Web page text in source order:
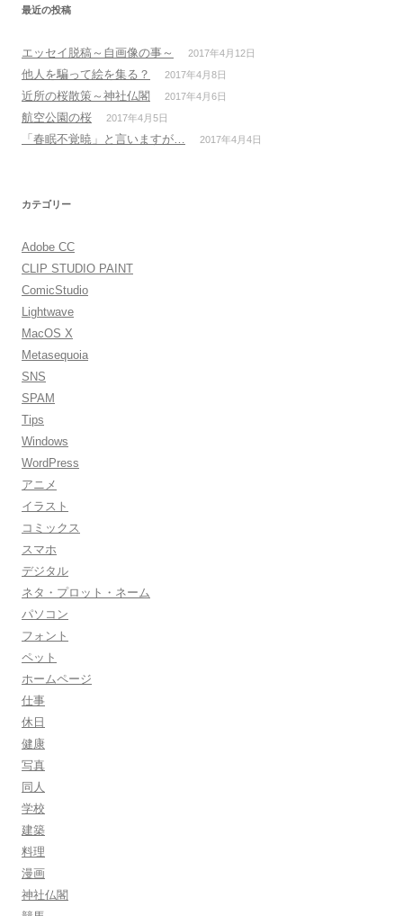
ブ
最近の投稿
エッセイ脱稿～自画像の事～ 2017年4月12日
他人を騙って絵を集る？ 2017年4月8日
近所の桜散策～神社仏閣 2017年4月6日
航空公園の桜 2017年4月5日
「春眠不覚暁」と言いますが… 2017年4月4日
カテゴリー
Adobe CC
CLIP STUDIO PAINT
ComicStudio
Lightwave
MacOS X
Metasequoia
SNS
SPAM
Tips
Windows
WordPress
アニメ
イラスト
コミックス
スマホ
デジタル
ネタ・プロット・ネーム
パソコン
フォント
ペット
ホームページ
仕事
休日
健康
写真
同人
学校
建築
料理
漫画
神社仏閣